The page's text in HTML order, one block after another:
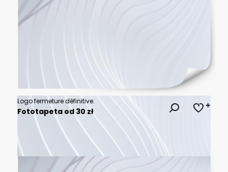
Logo fermeture définitive.
Fototapeta od 30 zł